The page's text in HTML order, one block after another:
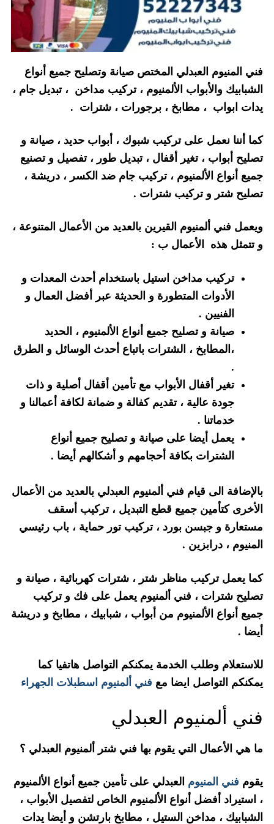
فني المنيوم العبدلي المختص صيانة وتصليح جميع أنواع
الشبابيك والأبواب الألمنيوم ، تركيب مداخن ، تبديل جام ،
يدات ابواب ، مطابخ ، برجورات ، شترات .
كما أننا نعمل على تركيب شبوك ، أبواب حديد ، صيانة و
تصليح أبواب ، تغير أقفال ، تبديل طور ، تفصيل و تصنيع
جميع أنواع الألمنيوم ، تركيب جام ضد الكسر ، دريشة ،
تصليح شتر و تركيب شترات .
ويعمل فني ألمنيوم القيرين بالعديد من الأعمال المتنوعة ،
و تتمثل هذه الأعمال ب :
تركيب مداخن استيل باستخدام أحدث المعدات و
الأدوات المتطورة و الحديثة عبر أفضل العمال و
الفنيين .
صيانة و تصليح جميع أنواع الألمنيوم ، الحديد
،المطابخ ، الشترات باتباع أحدث الوسائل و الطرق
.
تغير أقفال الأبواب مع تأمين أقفال أصلية و ذات
جودة عالية ، تقديم كفالة و ضمانة لكافة أعمالنا و
خدماتنا .
يعمل أيضا على صيانة و تصليح جميع أنواع
الشترات بكافة أحجامهم و أشكالهم أيضا .
بالإضافة الى قيام فني ألمنيوم العبدلي بالعديد من الأعمال
الأخرى كتأمين جميع قطع التبديل ، تركيب أسقف
مستعارة و جبسن بورد ، تركيب تور حماية ، باب رئيسي
المنيوم ، درابزين .
كما يعمل تركيب مناظر شتر ، شترات كهربائية ، صيانة و
تصليح شترات ، فني ألمنيوم يعمل على فك و تركيب
جميع أنواع الألمنيوم من أبواب ، شبابيك ، مطابخ و دريشة
أيضا .
للاستعلام وطلب الخدمة يمكنكم التواصل هاتفيا كما
يمكنكم التواصل ايضا مع فني ألمنيوم اسطبلات الجهراء
فني ألمنيوم العبدلي
ما هي الأعمال التي يقوم بها فني شتر ألمنيوم العبدلي ؟
يقوم فني المنيوم العبدلي على تأمين جميع أنواع الألمنيوم
، استيراد أفضل أنواع الألمنيوم الخاص لتفصيل الأبواب ،
الشبابيك ، مداخن الستيل ، مطابخ بارتشن و أيضا يدات